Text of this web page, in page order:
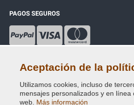
PAGOS SEGUROS
Copyright © 2014 - 2026. All Rights Reserved.
Visitantes En Línea: 458
Aceptación de la
Utilizamos cookies, incluso de
mensajes personalizados y en
web. Más información